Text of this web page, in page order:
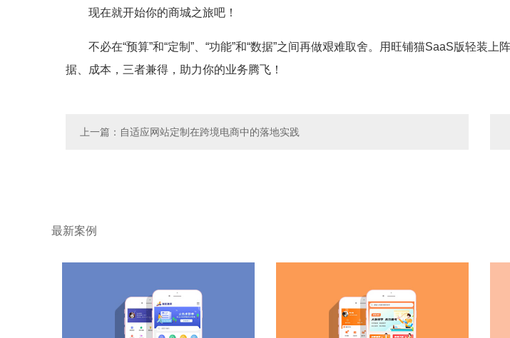
现在就开始你的商城之旅吧！
不必在“预算”和“定制”、“功能”和“数据”之间再做艰难取舍。用旺铺猫SaaS版轻装
据、成本，三者兼得，助力你的业务腾飞！
上一篇 ：自适应网站定制在跨境电商中的落地实践
最新案例